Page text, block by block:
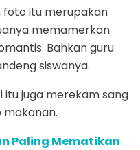
foto itu merupakan
memamerkan
Bahkan guru
siswanya.
itu juga merekam sang
Paling Mematikan